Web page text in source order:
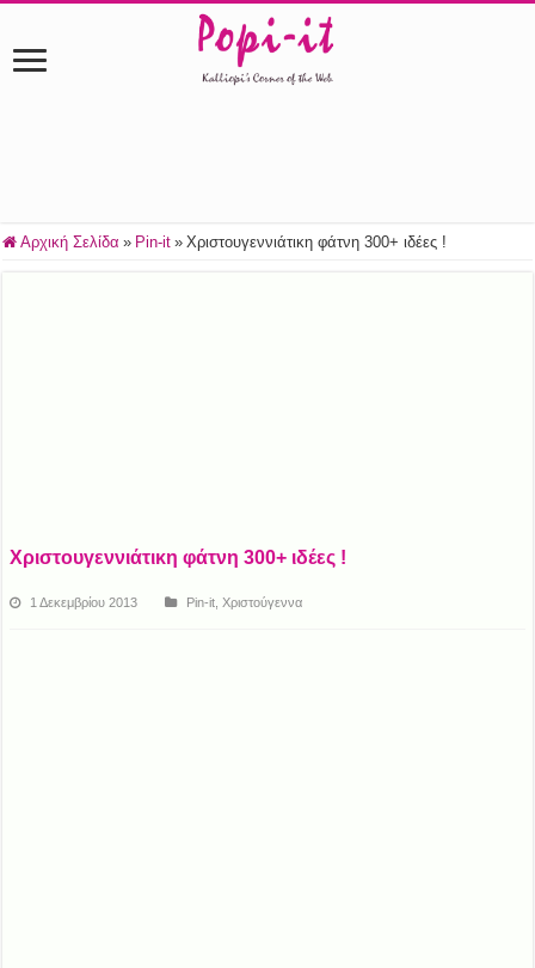
Αρχική Σελίδα » Pin-it » Χριστουγεννιάτικη φάτνη 300+ ιδέες !
Χριστουγεννιάτικη φάτνη 300+ ιδέες !
1 Δεκεμβρίου 2013 Pin-it ,Χριστούγεννα